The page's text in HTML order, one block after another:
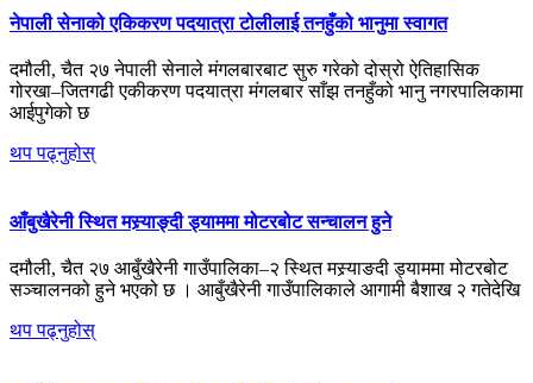
नेपाली सेनाको एकिकरण पदयात्रा टोलीलाई तनहुँको भानुमा स्वागत
दमौली, चैत २७ नेपाली सेनाले मंगलबारबाट सुरु गरेको दोस्रो ऐतिहासिक
गोरखा–जितगढी एकीकरण पदयात्रा मंगलबार साँझ तनहुँको भानु नगरपालिकामा
आईपुगेको छ
थप पढ्नुहोस्
आँबुखैरेनी स्थित मस्र्याङ्दी ड्याममा मोटरबोट सन्चालन हुने
दमौली, चैत २७ आबुँखैरेनी गाउँपालिका–२ स्थित मस्र्याङदी ड्याममा मोटरबोट
सञ्चालनको हुने भएको छ । आबुँखैरेनी गाउँपालिकाले आगामी बैशाख २ गतेदेखि
थप पढ्नुहोस्